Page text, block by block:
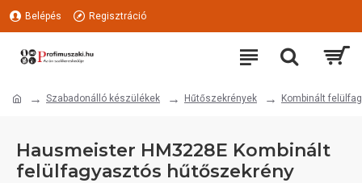
Belépés Regisztráció
Szabadonálló készülékek Hűtőszekrények Kombinált
Hausmeister HM3228E Kombinált
felülfagyasztós hűtőszekrény